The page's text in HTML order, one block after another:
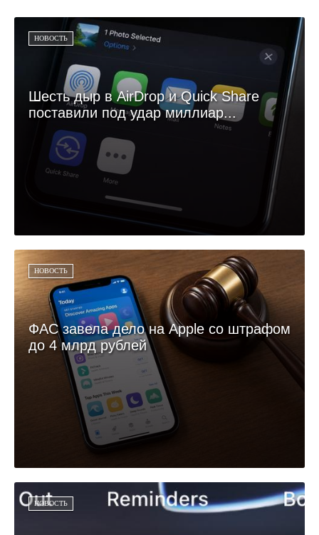
НОВОСТЬ
Шесть дыр в AirDrop и Quick Share
поставили под удар миллиар...
НОВОСТЬ
ФАС завела дело на Apple со штрафом
до 4 млрд рублей
НОВОСТЬ